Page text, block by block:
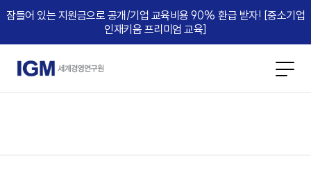
잠들어 있는 지원금으로 공개/기업 교육비용 90% 환급 받자! [중소기업
인재키움 프리미엄 교육]​